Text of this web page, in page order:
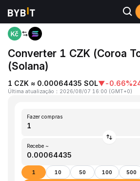
Página inicial
Converter 1 CZK (Coroa
(Solana)
1 CZK ≈ 0.00064435 SOL▼-0.66%
Última atualização ： 2026/08/07 16:00 (GMT+0)
Fazer compras
Recebe ~
1 10 50 100 500